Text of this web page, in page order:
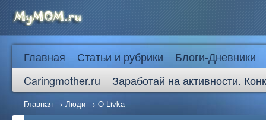
Главная Статьи и рубрики
Блоги-Дневники
Caringmother.ru
Заработай на активности.
Главная → Люди → O-Livka